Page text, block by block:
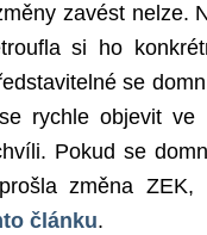
zavést nelze.
si ho
se
rychle objevit ve
Pokud se
změna ZEK,
článku.